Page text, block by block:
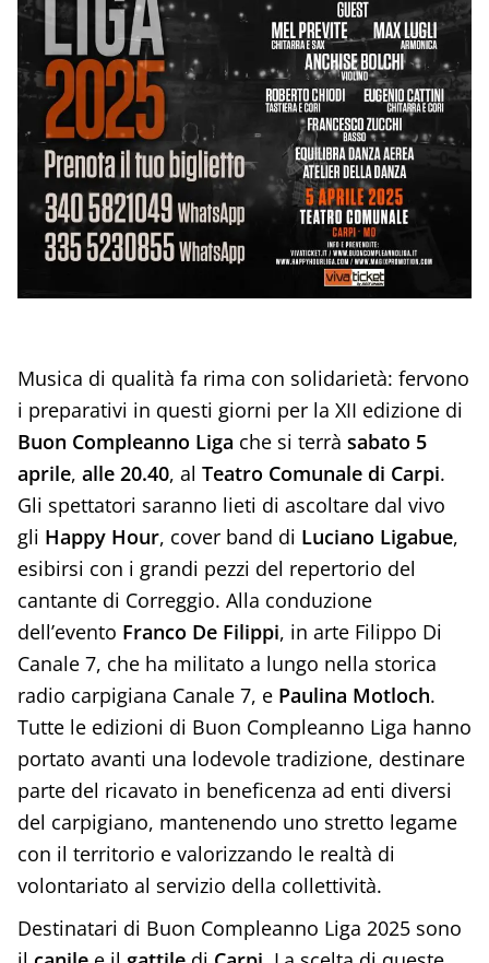
Musica di qualità fa rima con solidarietà: fervono
i preparativi in questi giorni per la XII edizione di
Buon Compleanno Liga che si terrà sabato 5
aprile, alle 20.40, al Teatro Comunale di Carpi.
Gli spettatori saranno lieti di ascoltare dal vivo
gli Happy Hour, cover band di Luciano Ligabue,
esibirsi con i grandi pezzi del repertorio del
cantante di Correggio. Alla conduzione
dell’evento Franco De Filippi, in arte Filippo Di
Canale 7, che ha militato a lungo nella storica
radio carpigiana Canale 7, e Paulina Motloch.
Tutte le edizioni di Buon Compleanno Liga hanno
portato avanti una lodevole tradizione, destinare
parte del ricavato in beneficenza ad enti diversi
del carpigiano, mantenendo uno stretto legame
con il territorio e valorizzando le realtà di
volontariato al servizio della collettività.
Destinatari di Buon Compleanno Liga 2025 sono